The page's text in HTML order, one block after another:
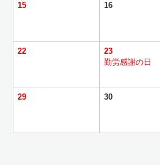
15 16
22
23
勤労感謝の日
29 30